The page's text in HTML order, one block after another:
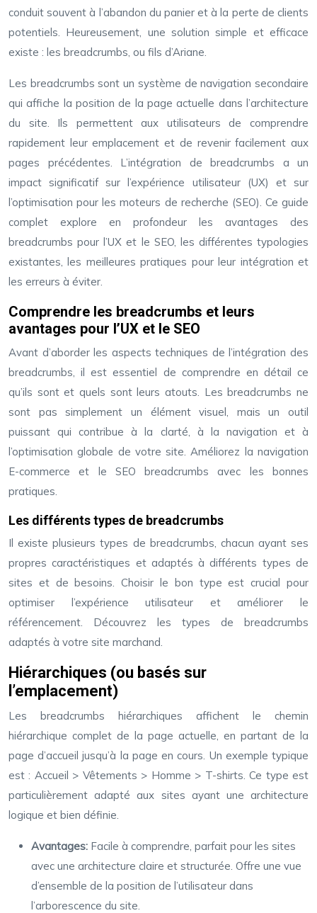
conduit souvent à l’abandon du panier et à la perte de clients
potentiels. Heureusement, une solution simple et efficace
existe : les breadcrumbs, ou fils d’Ariane.
Les breadcrumbs sont un système de navigation secondaire
qui affiche la position de la page actuelle dans l’architecture
du site. Ils permettent aux utilisateurs de comprendre
rapidement leur emplacement et de revenir facilement aux
pages précédentes. L’intégration de breadcrumbs a un
impact significatif sur l’expérience utilisateur (UX) et sur
l’optimisation pour les moteurs de recherche (SEO). Ce guide
complet explore en profondeur les avantages des
breadcrumbs pour l’UX et le SEO, les différentes typologies
existantes, les meilleures pratiques pour leur intégration et
les erreurs à éviter.
Comprendre les breadcrumbs et leurs
avantages pour l’UX et le SEO
Avant d’aborder les aspects techniques de l’intégration des
breadcrumbs, il est essentiel de comprendre en détail ce
qu’ils sont et quels sont leurs atouts. Les breadcrumbs ne
sont pas simplement un élément visuel, mais un outil
puissant qui contribue à la clarté, à la navigation et à
l’optimisation globale de votre site. Améliorez la navigation
E-commerce et le SEO breadcrumbs avec les bonnes
pratiques.
Les différents types de breadcrumbs
Il existe plusieurs types de breadcrumbs, chacun ayant ses
propres caractéristiques et adaptés à différents types de
sites et de besoins. Choisir le bon type est crucial pour
optimiser l’expérience utilisateur et améliorer le
référencement. Découvrez les types de breadcrumbs
adaptés à votre site marchand.
Hiérarchiques (ou basés sur
l’emplacement)
Les breadcrumbs hiérarchiques affichent le chemin
hiérarchique complet de la page actuelle, en partant de la
page d’accueil jusqu’à la page en cours. Un exemple typique
est : Accueil > Vêtements > Homme > T-shirts. Ce type est
particulièrement adapté aux sites ayant une architecture
logique et bien définie.
Avantages: Facile à comprendre, parfait pour les sites
avec une architecture claire et structurée. Offre une vue
d’ensemble de la position de l’utilisateur dans
l’arborescence du site.